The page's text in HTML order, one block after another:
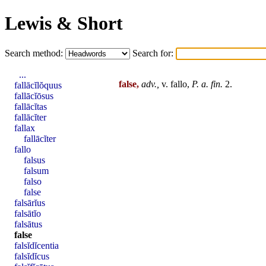
Lewis & Short
Search method: Search for:
false, adv., v. fallo, P. a. fin. 2.
...
fallācĭlŏquus
fallācĭōsus
fallācĭtas
fallācĭter
fallax
fallācĭter
fallo
falsus
falsum
falso
false
falsārĭus
falsātĭo
falsātus
false
falsĭdĭcentia
falsĭdĭcus